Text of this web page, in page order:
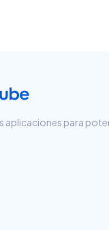
aplicaciones para